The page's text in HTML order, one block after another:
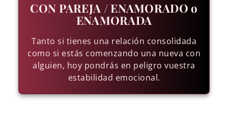
CON PAREJA / ENAMORADO o
ENAMORADA
Tanto si tienes una relación consolidada
como si estás comenzando una nueva con
alguien, hoy pondrás en peligro vuestra
estabilidad emocional.